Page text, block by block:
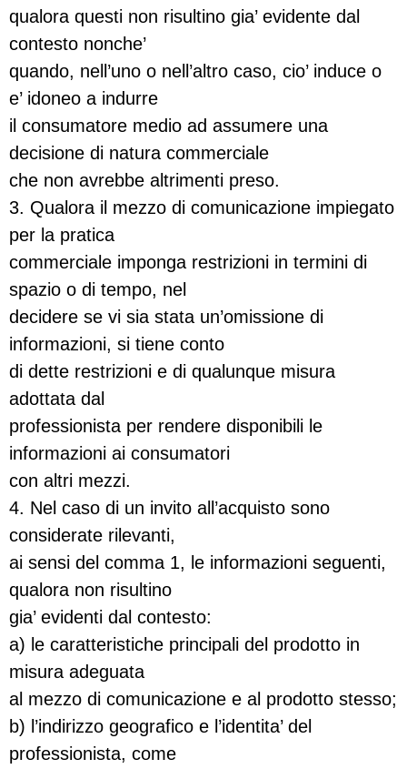
qualora questi non risultino gia’ evidente dal
contesto nonche’
quando, nell’uno o nell’altro caso, cio’ induce o
e’ idoneo a indurre
il consumatore medio ad assumere una
decisione di natura commerciale
che non avrebbe altrimenti preso.
3. Qualora il mezzo di comunicazione impiegato
per la pratica
commerciale imponga restrizioni in termini di
spazio o di tempo, nel
decidere se vi sia stata un’omissione di
informazioni, si tiene conto
di dette restrizioni e di qualunque misura
adottata dal
professionista per rendere disponibili le
informazioni ai consumatori
con altri mezzi.
4. Nel caso di un invito all’acquisto sono
considerate rilevanti,
ai sensi del comma 1, le informazioni seguenti,
qualora non risultino
gia’ evidenti dal contesto:
a) le caratteristiche principali del prodotto in
misura adeguata
al mezzo di comunicazione e al prodotto stesso;
b) l’indirizzo geografico e l’identita’ del
professionista, come